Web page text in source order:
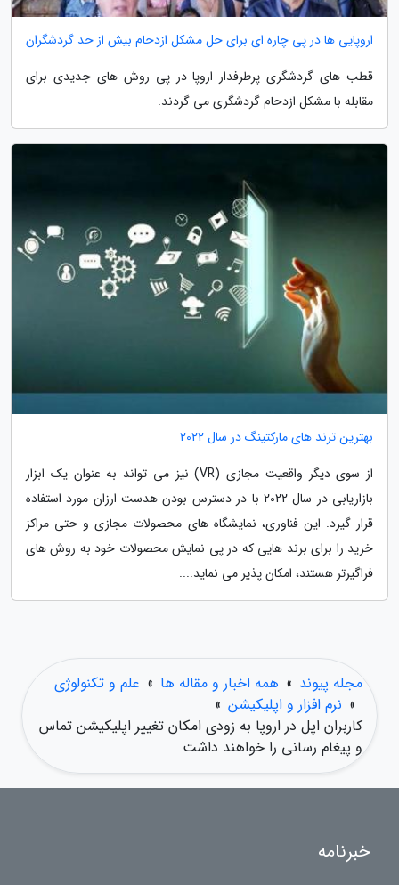
اروپایی ها در پی چاره ای برای حل مشکل ازدحام بیش از حد گردشگران
قطب های گردشگری پرطرفدار اروپا در پی روش های جدیدی برای
مقابله با مشکل ازدحام گردشگری می گردند.
بهترین ترند های مارکتینگ در سال 2022
از سوی دیگر واقعیت مجازی (VR) نیز می تواند به عنوان یک ابزار
بازاریابی در سال 2022 با در دسترس بودن هدست ارزان مورد استفاده
قرار گیرد. این فناوری، نمایشگاه های محصولات مجازی و حتی مراکز
خرید را برای برند هایی که در پی نمایش محصولات خود به روش های
فراگیرتر هستند، امکان پذیر می نماید....
مجله پیوند » همه اخبار و مقاله ها » علم و تکنولوژی
» نرم افزار و اپلیکیشن »
کاربران اپل در اروپا به زودی امکان تغییر اپلیکیشن تماس
و پیغام رسانی را خواهند داشت
خبرنامه